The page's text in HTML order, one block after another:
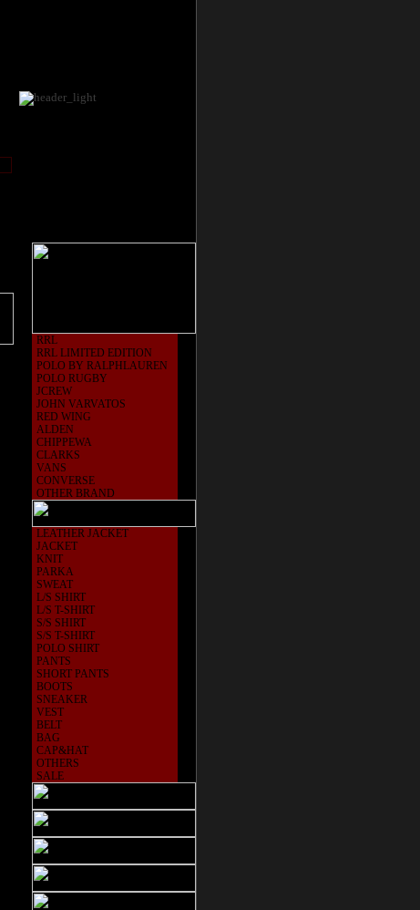
RRL
RRL LIMITED EDITION
POLO BY RALPHLAUREN
POLO RUGBY
JCREW
JOHN VARVATOS
RED WING
ALDEN
CHIPPEWA
CLARKS
VANS
CONVERSE
OTHER BRAND
LEATHER JACKET
JACKET
KNIT
PARKA
SWEAT
L/S SHIRT
L/S T-SHIRT
S/S SHIRT
S/S T-SHIRT
POLO SHIRT
PANTS
SHORT PANTS
BOOTS
SNEAKER
VEST
BELT
BAG
CAP&HAT
OTHERS
SALE